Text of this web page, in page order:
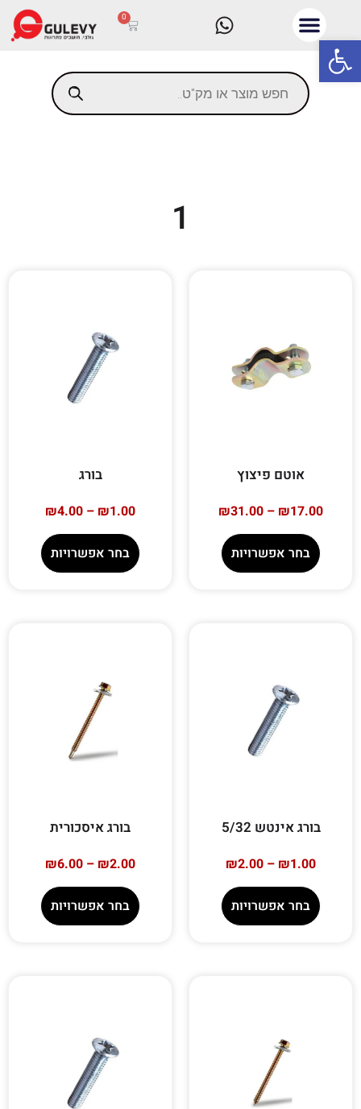
פתח סרגל נגישות
0
1
אוטם פיצוץ
₪17.00
–
₪31.00
בחר אפשרויות
בורג
₪1.00
–
₪4.00
בחר אפשרויות
בורג אינטש 5/32
₪1.00
–
₪2.00
בחר אפשרויות
בורג איסכורית
₪2.00
–
₪6.00
בחר אפשרויות